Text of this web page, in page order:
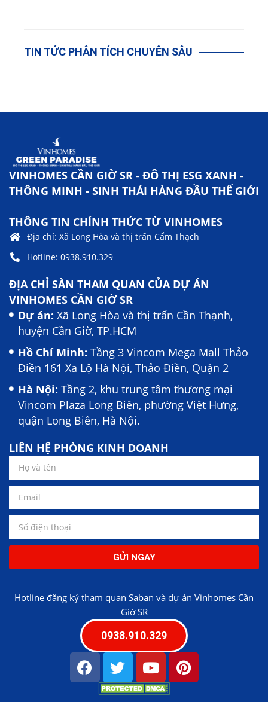
TIN TỨC PHÂN TÍCH CHUYÊN SÂU
VINHOMES CẦN GIỜ SR - ĐÔ THỊ ESG XANH -
THÔNG MINH - SINH THÁI HÀNG ĐẦU THẾ GIỚI
THÔNG TIN CHÍNH THỨC TỪ VINHOMES
Địa chỉ: Xã Long Hòa và thị trấn Cẩm Thạch
Hotline: 0938.910.329
ĐỊA CHỈ SÀN THAM QUAN CỦA DỰ ÁN
VINHOMES CẦN GIỜ SR
Dự án: Xã Long Hòa và thị trấn Cần Thạnh,
huyện Cần Giờ, TP.HCM
Hồ Chí Minh: Tầng 3 Vincom Mega Mall Thảo
Điền 161 Xa Lộ Hà Nội, Thảo Điền, Quận 2
Hà Nội: Tầng 2, khu trung tâm thương mại
Vincom Plaza Long Biên, phường Việt Hưng,
quận Long Biên, Hà Nội.
LIÊN HỆ PHÒNG KINH DOANH
GỬI NGAY
Hotline đăng ký tham quan Saban và dự án Vinhomes Cần
Giờ SR
0938.910.329